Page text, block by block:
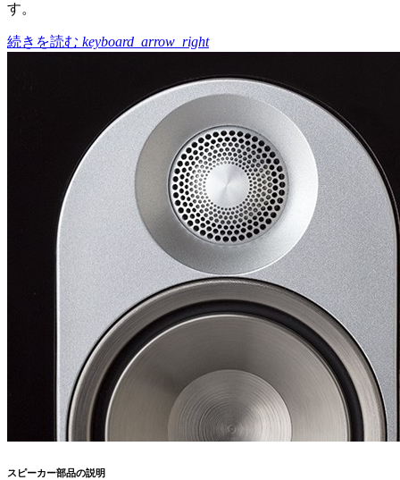
す。
続きを読む keyboard_arrow_right
スピーカー部品の説明